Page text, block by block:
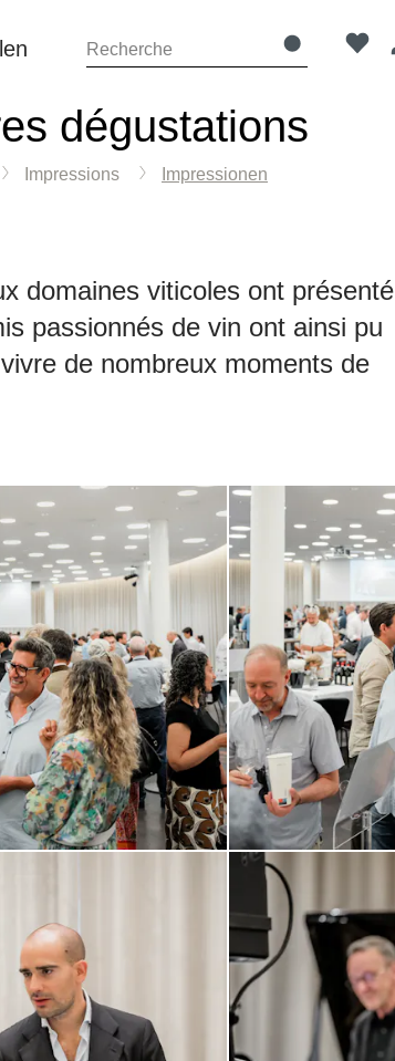
dégustations
Impressions Impressionen
domaines viticoles ont présenté
passionnés de vin ont ainsi pu
de nombreux moments de